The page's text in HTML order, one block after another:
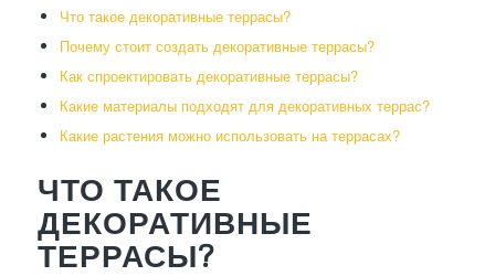
Что такое декоративные террасы?
Почему стоит создать декоративные террасы?
Как спроектировать декоративные террасы?
Какие материалы подходят для декоративных террас?
Какие растения можно использовать на террасах?
ЧТО ТАКОЕ
ДЕКОРАТИВНЫЕ
ТЕРРАСЫ?